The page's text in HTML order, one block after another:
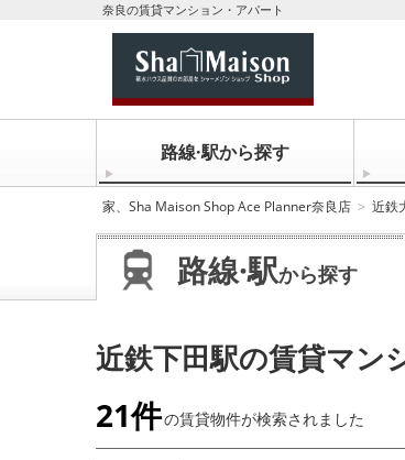
奈良の賃貸マンション・アパート
路線·駅から探す
家、Sha Maison Shop Ace Planner奈良店 近鉄
路線·駅から探す
近鉄下田駅の賃貸マン
21件の賃貸物件が検索されました